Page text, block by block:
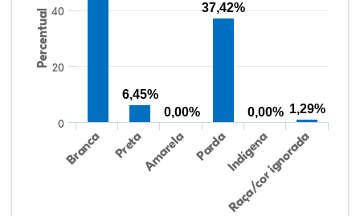
Percentual
Branca PretaAmarela PardaIndígena
Raça/cor ignorada
0
20
40
6,45%
0,00%
37,42%
0,00% 1,29%